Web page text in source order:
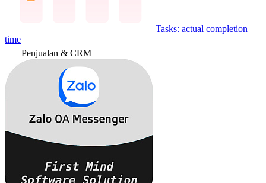
Tasks: actual completion
time
Penjualan & CRM